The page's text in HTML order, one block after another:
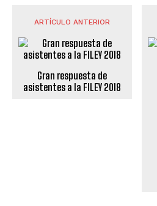
ARTÍCULO ANTERIOR
Gran respuesta de
asistentes a la FILEY 2018